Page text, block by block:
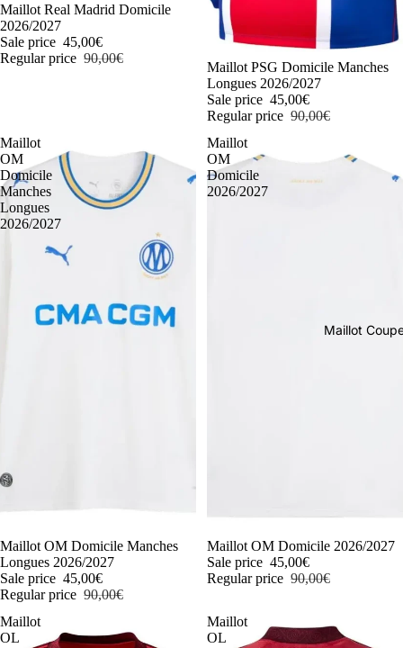
Maillot
-50%
Maillot Real Madrid Domicile
2026/2027
Sale price 45,00€
Regular price 90,00€
-50%
Maillot PSG Domicile Manches
Longues 2026/2027
Sale price 45,00€
Regular price 90,00€
Maillot
OM
Domicile
Manches
Longues
2026/2027
-50%
Maillot OM Domicile Manches
Longues 2026/2027
Sale price 45,00€
Regular price 90,00€
Maillot
OM
Domicile
2026/2027
-50%
Maillot OM Domicile 2026/2027
Sale price 45,00€
Regular price 90,00€
Maillot
OL
Maillot
OL